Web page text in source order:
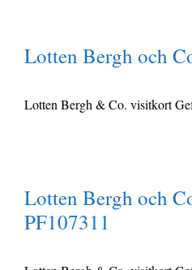
Lotten Bergh och
Lotten Bergh & Co. visitkort
Lotten Bergh och
PF107311